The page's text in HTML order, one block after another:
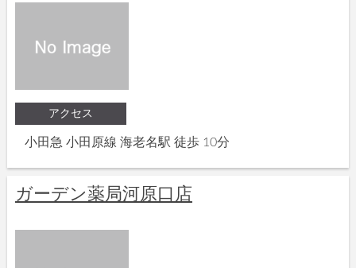
アクセス
小田急 小田原線 海老名駅 徒歩 10分
ガーデン薬局河原口店